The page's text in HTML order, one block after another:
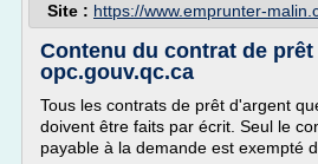
Site : https://www.emprunter-
Contenu du contrat de prêt
opc.gouv.qc.ca
Tous les contrats de prêt d'argent
doivent être faits par écrit. Seul le
payable à la demande est exempté